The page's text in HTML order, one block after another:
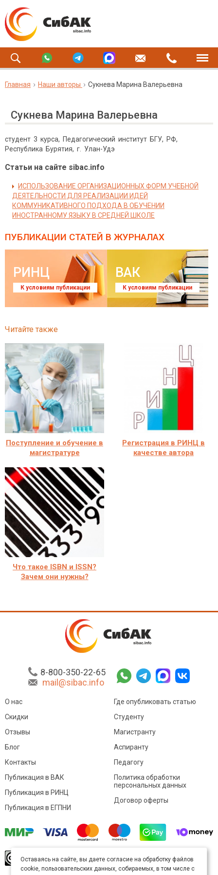
Главная Наши авторы Сукнева Марина Валерьевна
Сукнева Марина Валерьевна
студент 3 курса, Педагогический институт БГУ, РФ,
Республика Бурятия, г. Улан-Удэ
Статьи на сайте sibac.info
ИСПОЛЬЗОВАНИЕ ОРГАНИЗАЦИОННЫХ ФОРМ УЧЕБНОЙ
ДЕЯТЕЛЬНОСТИ ДЛЯ РЕАЛИЗАЦИИ ИДЕЙ
КОММУНИКАТИВНОГО ПОДХОДА В ОБУЧЕНИИ
ИНОСТРАННОМУ ЯЗЫКУ В СРЕДНЕЙ ШКОЛЕ
ПУБЛИКАЦИИ СТАТЕЙ В ЖУРНАЛАХ
РИНЦ
К условиям публикации
ВАК
К условиям публикации
Читайте также
Поступление и обучение в
магистратуре
Регистрация в РИНЦ в
качестве автора
Что такое ISBN и ISSN?
Зачем они нужны?
8-800-350-22-65
mail@sibac.info
О нас
Скидки
Отзывы
Блог
Контакты
Где опубликовать статью
Студенту
Магистранту
Аспиранту
Педагогу
Публикация в ВАК
Публикация в РИНЦ
Публикация в ЕГПНИ
Политика обработки
персональных данных
Договор оферты
произведение доступно полицензии Creative
Commons «Attribution» («Атрибуция») 4.0
Оставаясь на сайте, вы даете согласие на обработку файлов
cookie, пользовательских данных, собираемых, в том числе с